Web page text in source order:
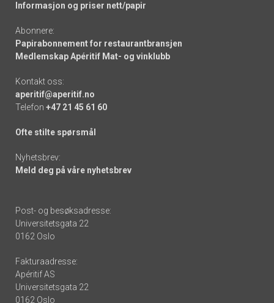
Informasjon og priser nett/papir
Abonnere:
Papirabonnement for restaurantbransjen
Medlemskap Apéritif Mat- og vinklubb
Kontakt oss:
aperitif@aperitif.no
Telefon +47 21 45 61 60
Ofte stilte spørsmål
Nyhetsbrev:
Meld deg på våre nyhetsbrev
Post- og besøksadresse:
Universitetsgata 22
0162 Oslo
Fakturaadresse:
Apéritif AS
Universitetsgata 22
0162 Oslo